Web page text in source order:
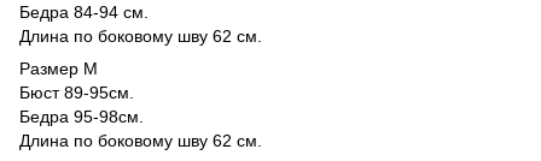
Бедра 84-94 см.
Длина по боковому шву 62 см.
Размер M
Бюст 89-95см.
Бедра 95-98см.
Длина по боковому шву 62 см.